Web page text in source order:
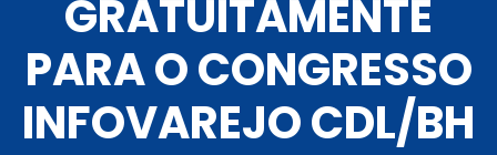
GRATUITAMENTE
PARA O CONGRESSO
INFOVAREJO CDL/BH